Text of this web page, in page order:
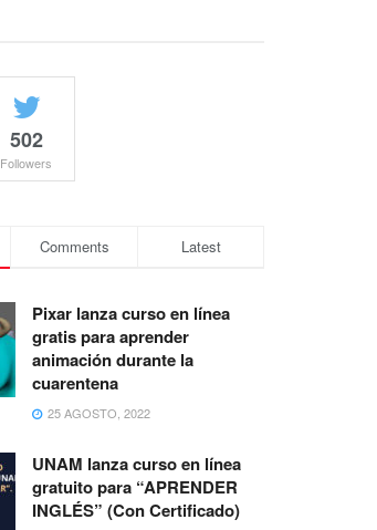
502
Followers
Comments Latest
Pixar lanza curso en línea
gratis para aprender
animación durante la
cuarentena
25 AGOSTO, 2022
UNAM lanza curso en línea
gratuito para “APRENDER
INGLÉS” (Con Certificado)